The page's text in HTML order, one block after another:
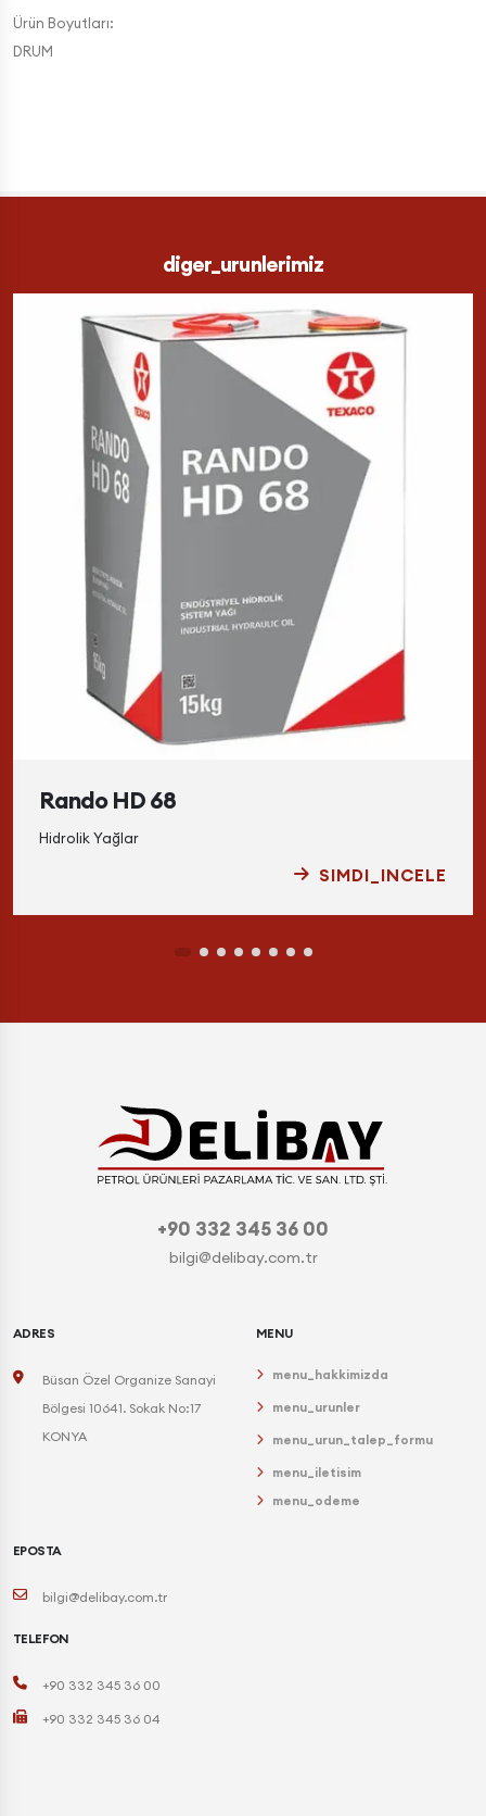
Ürün Boyutları:
DRUM
diger_urunlerimiz
Rando HD 68
Hidrolik Yağlar
SIMDI_INCELE
+90 332 345 36 00
bilgi@delibay.com.tr
ADRES
Büsan Özel Organize Sanayi
Bölgesi 10641. Sokak No:17
KONYA
MENU
menu_hakkimizda
menu_urunler
menu_urun_talep_formu
menu_iletisim
menu_odeme
EPOSTA
bilgi@delibay.com.tr
TELEFON
+90 332 345 36 00
+90 332 345 36 04